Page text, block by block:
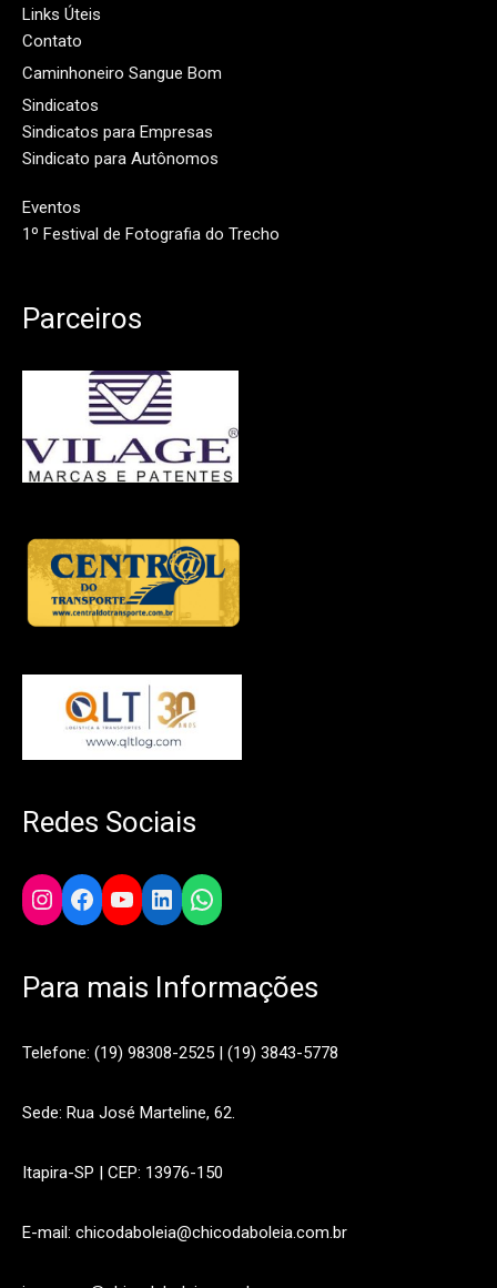
Links Úteis
Contato
Caminhoneiro Sangue Bom
Sindicatos
Sindicatos para Empresas
Sindicato para Autônomos
Eventos
1º Festival de Fotografia do Trecho
Parceiros
Redes Sociais
Instagram
Facebook
YouTube
LinkedIn
WhatsApp
Para mais Informações
Telefone: (19) 98308-2525 | (19) 3843-5778
Sede: Rua José Marteline, 62.
Itapira-SP | CEP: 13976-150
E-mail: chicodaboleia@chicodaboleia.com.br